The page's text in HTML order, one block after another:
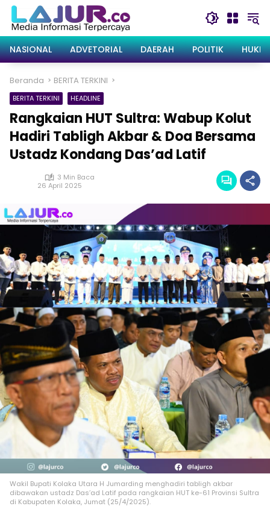
Langsung
konten
NASIONAL
ADVETORIAL DAERAH POLITIK
Beranda BERITA TERKINI
BERITA TERKINI HEADLINE
Rangkaian HUT Sultra: Wabup Kolut
Hadiri Tabligh Akbar & Doa Bersama
Ustadz Kondang Das’ad Latif
3 Min Baca
26 April 2025
Wakil Bupati Kolaka Utara H Jumarding menghadiri tabligh akbar
dibawakan ustadz Das’ad Latif pada rangkaian HUT ke-61 Provinsi Sultra
di Kabupaten Kolaka, Jumat (25/4/2025).